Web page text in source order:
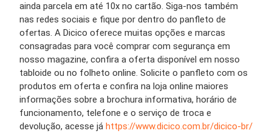
ainda parcela em até 10x no cartão. Siga-nos também
nas redes sociais e fique por dentro do panfleto de
ofertas. A Dicico oferece muitas opções e marcas
consagradas para você comprar com segurança em
nosso magazine, confira a oferta disponível em nosso
tabloide ou no folheto online. Solicite o panfleto com os
produtos em oferta e confira na loja online maiores
informações sobre a brochura informativa, horário de
funcionamento, telefone e o serviço de troca e
devolução, acesse já https://www.dicico.com.br/dicico-br/